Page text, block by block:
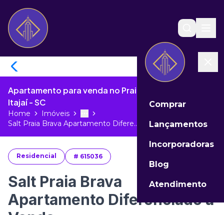
Comprar
Lançamentos
Incorporadoras
Blog
Atendimento
Apartamento para venda no Praia Brava de Itajaí de
Itajaí - SC
Home Imóveis More
Toggle menu
Salt Praia Brava Apartamento Difere...
Residencial # 615036
Salt Praia Brava
Apartamento Diferenciado à